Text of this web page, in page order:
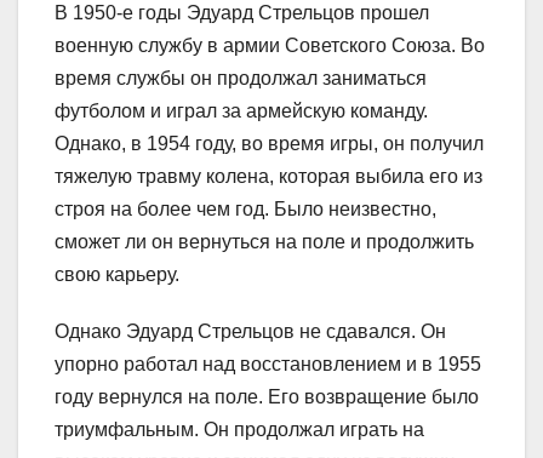
В 1950-е годы Эдуард Стрельцов прошел
военную службу в армии Советского Союза. Во
время службы он продолжал заниматься
футболом и играл за армейскую команду.
Однако, в 1954 году, во время игры, он получил
тяжелую травму колена, которая выбила его из
строя на более чем год. Было неизвестно,
сможет ли он вернуться на поле и продолжить
свою карьеру.
Однако Эдуард Стрельцов не сдавался. Он
упорно работал над восстановлением и в 1955
году вернулся на поле. Его возвращение было
триумфальным. Он продолжал играть на